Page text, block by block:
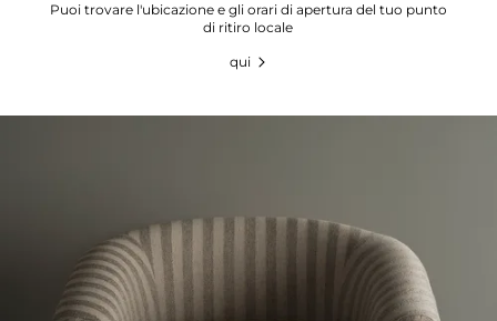
Puoi trovare l'ubicazione e gli orari di apertura del tuo punto
di ritiro locale
qui